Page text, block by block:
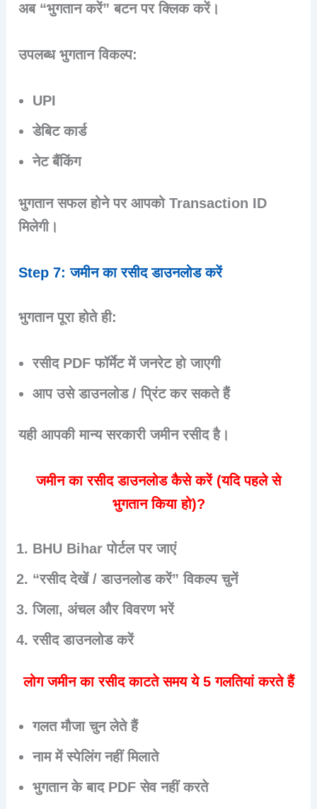
अब “भुगतान करें” बटन पर क्लिक करें।
उपलब्ध भुगतान विकल्प:
UPI
डेबिट कार्ड
नेट बैंकिंग
भुगतान सफल होने पर आपकोTransaction ID
मिलेगी।
Step 7: जमीन का रसीद डाउनलोड करें
भुगतान पूरा होते ही:
रसीद PDF फॉर्मेटमें जनरेट हो जाएगी
आप उसेडाउनलोड / प्रिंटकर सकते हैं
यही आपकीमान्य सरकारी जमीन रसीदहै।
जमीन का रसीद डाउनलोड कैसे करें (यदि पहले से
भुगतान किया हो)?
BHU Bihar पोर्टल पर जाएं
“रसीद देखें / डाउनलोड करें” विकल्प चुनें
जिला, अंचल और विवरण भरें
रसीद डाउनलोड करें
लोग जमीन का रसीद काटते समय ये 5 गलतियां करते हैं
गलत मौजा चुन लेते हैं
नाम में स्पेलिंग नहीं मिलाते
भुगतान के बाद PDF सेव नहीं करते